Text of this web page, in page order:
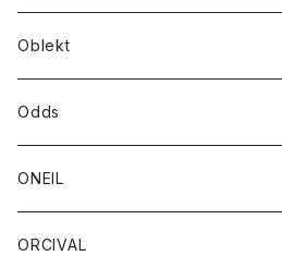
靴
ジャケット
シャツ
ボトム
ショートパンツ
パンツ
レディース
シャツ
Tシャツ
ブレスレット
靴
ストール/マフラー
トップス
シャツ
シャツジャケット
ボトム
ショートパンツ
ジーンズ
カットソー
スエット
ボトム
Oblekt
ボトム
ショートパンツ
パンツ
レディース
ボトム
Odds
帽子
ONEIL
スカート
ORCIVAL